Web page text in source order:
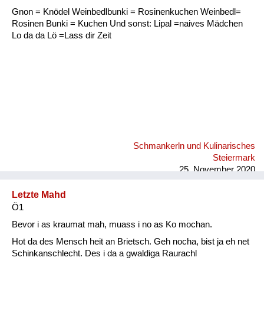
Gnon = Knödel Weinbedlbunki = Rosinenkuchen Weinbedl=
Rosinen Bunki = Kuchen Und sonst: Lipal =naives Mädchen
Lo da da Lö =Lass dir Zeit
Schmankerln und Kulinarisches
Steiermark
25. November 2020
Letzte Mahd
Ö1
Bevor i as kraumat mah, muass i no as Ko mochan.
Hot da des Mensch heit an Brietsch. Geh nocha, bist ja eh net
Schinkanschlecht. Des i da a gwaldiga Raurachl